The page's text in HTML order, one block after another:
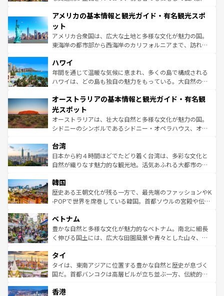
ンツ一覧を参照してほしい。
の建物がそのまま残る町や、スイスならではのユニークな
博物館もあり、アルプス観光だけでなく町歩きも満喫する
ことができる。国民の所得が高いため物価も高いが、旅行
者向けの交通パス提供のサービスもあり、うまく活用すれ
着のスイス情報は
アメリカの基本情報と観光ガイド・有名観光スポ
ット
アメリカ合衆国は、広大な土地と多様な文化が魅力の国。
東海岸の都市部から西海岸のカリフォルニアまで、訪れる
のような巨大都市は、観光、ショッピング、エンターテイ
ンメントが詰まった刺激的なスポットだ。一方、アメリカ
西部には大自然が広がり、グランドキャニオンやイエロー
部のニューオーリンズでは、音楽と美食が融合した独特の
文化が魅力。旅行者はアメリカの各地域で異なる魅力を楽
しみながら、その多様性と豊かな歴史を感じることができ
るだろう。車でのロードトリップや列車の旅も、アメリカ
情報は
ハワイ
年間を通じて温暖な気候に恵まれ、多くの島で構成される
ハワイは、どの島も独自の魅力をもっている。大自然の神
ワイ島は見逃せない。また、定番の観光地といえばオアフ
島だが、静かな自然を求めるならマウイ島やカウアイ島が
おすすめ。エメラルドグリーンに輝く海をはじめ、豊かな
文化や歴史が息づいている。「アロハスピリット」と呼ば
人々、おいしいローカルフードやハワイアンミュージッ
ク、伝統的なフラダンスなど、すべてがハワイの魅力を彩
っている。訪れるたびに新しい発見と感動が待っているハ
はコンテンツ一覧
オーストラリアの基本情報と観光ガイド・有名観
光スポット
オーストラリアは、壮大な自然と多様な文化が魅力の国。
シドニーのシンボルであるシドニー・オペラハウス、オー
リアリーフや大陸中央部にそびえるウルル（エアーズロッ
ク）、タスマニアの美しい原生林やケアンズの熱帯雨林な
ど、見どころがたくさん。また、カフェやワイン、オージ
いる。アクティビティも充実しており、サーフィンやダイ
ビング、ハイキングなど、アウトドア好きにはたまらな
い。オーストラリアの多彩な魅力を存分に味わいつくそ
参照してほしい。
台湾
日本から約４時間ほどでたどり着く台湾は、多彩な文化と
自然が織りなす魅力的な観光地。活気あふれる大都市の台
ン）、静ひつな山岳地帯である台湾東部など、都市の喧騒
と山間の静けさが共存しており、訪れる人に新しい発見と
驚きをもたらしてくれる。また、奥深い台湾の食文化も魅
容にもいいと評判のスイーツなど、バラエティ豊かな料理
が味わえる。 なお、新着の台湾情報は コンテンツ一覧を参
照してほしい。
韓国
歴史ある王朝文化が残る一方で、最先端のファッションやK
-POPで世界を席巻している韓国。首都ソウルの宮殿や伝統
き、地方に足を延ばせば四季折々の自然美を楽しむことが
できる。そして、キムチや焼肉、絶品のストリートフード
まで、さまざまな韓国料理が待っている。夜には、韓国な
リティに包まれながら、韓国の多彩な魅力を心ゆくまで味
わってみてほしい。 なお、新着の韓国情報はコンテンツ一
覧を参照してほしい。
ベトナム
豊かな自然と多様な文化が魅力的なベトナム。南北に細長
く伸びる国土には、広大な田園風景や青々とした山々、世
急速な発展と共に伝統が息づく。ハノイの古い町並みやホ
ーチミン市のフランス統治時代の建物も、独特の雰囲気を
醸し出している。また、バラエティの豊かさとおいしさで
とつ。フォーやバインミー、ベトナムコーヒーなどは、ぜ
タイ
タイは、東南アジアに位置する豊かな自然と歴史が息づく
国だ。首都バンコクは高層ビルが立ち並ぶ一方、伝統的な
の活気が交差している。北部ではチェンマイなどの山岳地
香港